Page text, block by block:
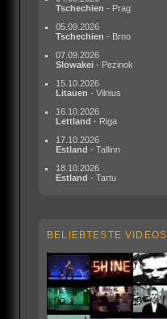
Tschechien - Prag
05.09.2026
Tschechien - Brno
07.09.2026
Slowakei - Pezinok
15.10.2026
Litauen - Vilnius
16.10.2026
Lettland - Riga
17.10.2026
Estland - Tallinn
18.10.2026
Estland - Tartu
BELIEBTESTE VIDEOS